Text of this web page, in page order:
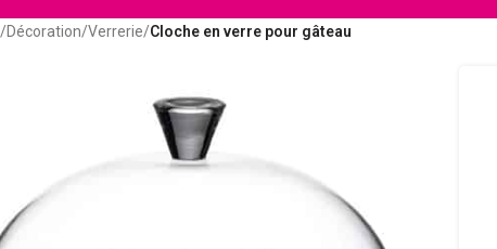
/Décoration/Verrerie/Cloche en verre pour gâteau